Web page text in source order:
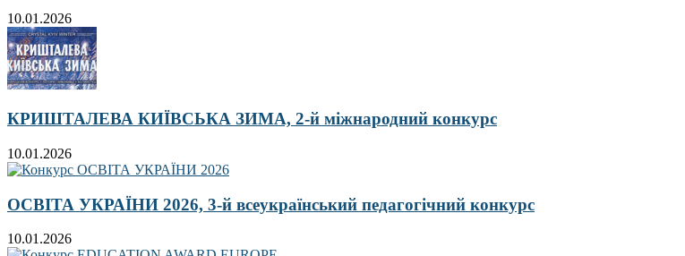
10.01.2026
КРИШТАЛЕВА КИЇВСЬКА ЗИМА, 2-й міжнародний конкурс
10.01.2026
ОСВІТА УКРАЇНИ 2026, 3-й всеукраїнський педагогічний конкурс
10.01.2026